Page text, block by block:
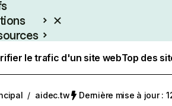
le trafic d'un site webTop des
/ aidec.tw Dernière mise à jour :